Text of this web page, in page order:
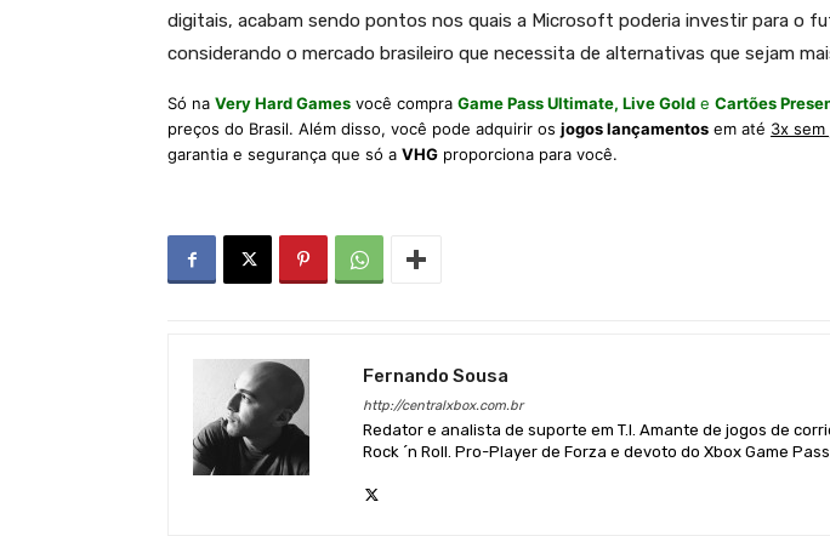
digitais, acabam sendo pontos nos quais a Microsoft poderia investir para o
considerando o mercado brasileiro que necessita de alternativas que sejam
Só na Very Hard Games você compra Game Pass Ultimate, Live Gold e Cartões
preços do Brasil. Além disso, você pode adquirir os jogos lançamentos em até 3x
garantia e segurança que só a VHG proporciona para você.
Fernando Sousa
http://centralxbox.com.br
Redator e analista de suporte em T.I. Amante de jogos de
Rock ´n Roll. Pro-Player de Forza e devoto do Xbox Game